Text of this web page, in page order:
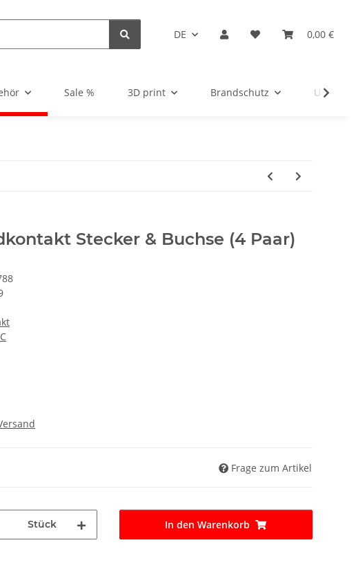
DE 0,00 €
Sale % 3D print Brandschutz
Stecker & Buchse (4 Paar)
Frage zum Artikel
Stück In den Warenkorb